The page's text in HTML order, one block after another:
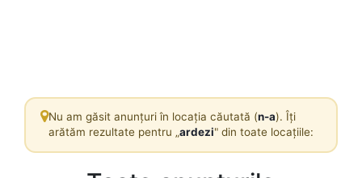
Nu am găsit anunțuri în locația căutată (n-a). Îți
arătăm rezultate pentru „ardezi" din toate locațiile: